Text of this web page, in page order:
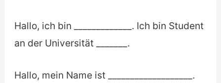
Hallo, ich bin _____________. Ich bin Student
an der Universität _______.
Hallo, mein Name ist ___________________.